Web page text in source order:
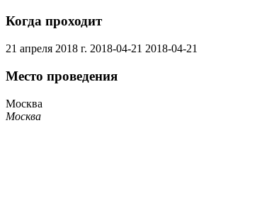
Когда проходит
21 апреля 2018 г. 2018-04-21 2018-04-21
Место проведения
Москва
Москва